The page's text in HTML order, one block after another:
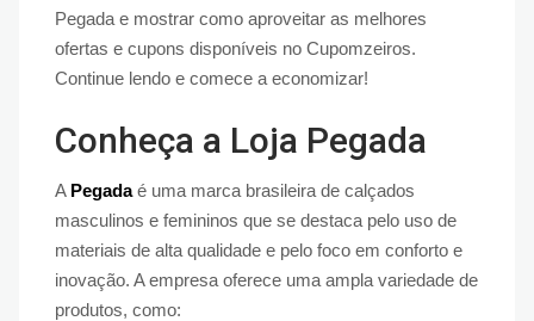
Pegada e mostrar como aproveitar as melhores
ofertas e cupons disponíveis no Cupomzeiros.
Continue lendo e comece a economizar!
Conheça a Loja Pegada
A Pegadaé uma marca brasileira de calçados
masculinos e femininos que se destaca pelo uso de
materiais de alta qualidade e pelo foco em conforto e
inovação. A empresa oferece uma ampla variedade de
produtos, como: